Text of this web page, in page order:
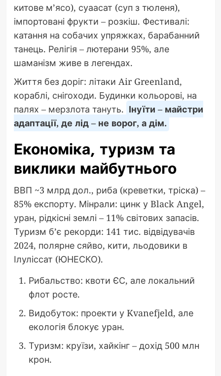
китове м’ясо), суаасат (суп з тюленя),
імпортовані фрукти – розкіш. Фестивалі:
катання на собачих упряжках, барабанний
танець. Релігія – лютерани 95%, але
шаманізм живе в легендах.
Життя без доріг: літаки Air Greenland,
кораблі, снігоходи. Будинки кольорові, на
палях – мерзлота тануть. Інуїти – майстри
адаптації, де лід – не ворог, а дім.
Економіка, туризм та
виклики майбутнього
ВВП ~3 млрд дол., риба (креветки, тріска) –
85% експорту. Мінрали: цинк у Black Angel,
уран, рідкісні землі – 11% світових запасів.
Туризм б’є рекорди: 141 тис. відвідувачів
2024, полярне сяйво, кити, льодовики в
Ілуліссат (ЮНЕСКО).
Рибальство: квоти ЄС, але локальний
флот росте.
Видобуток: проекти у Kvanefjeld, але
екологія блокує уран.
Туризм: круїзи, хайкінг – дохід 500 млн
крон.